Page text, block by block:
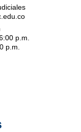
p.m.
p.m.